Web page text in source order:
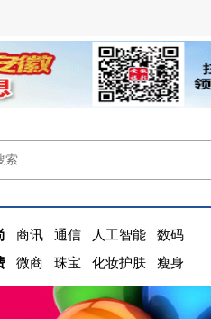
商讯 通信 人工智能
数码
微商 珠宝 化妆护肤 瘦身